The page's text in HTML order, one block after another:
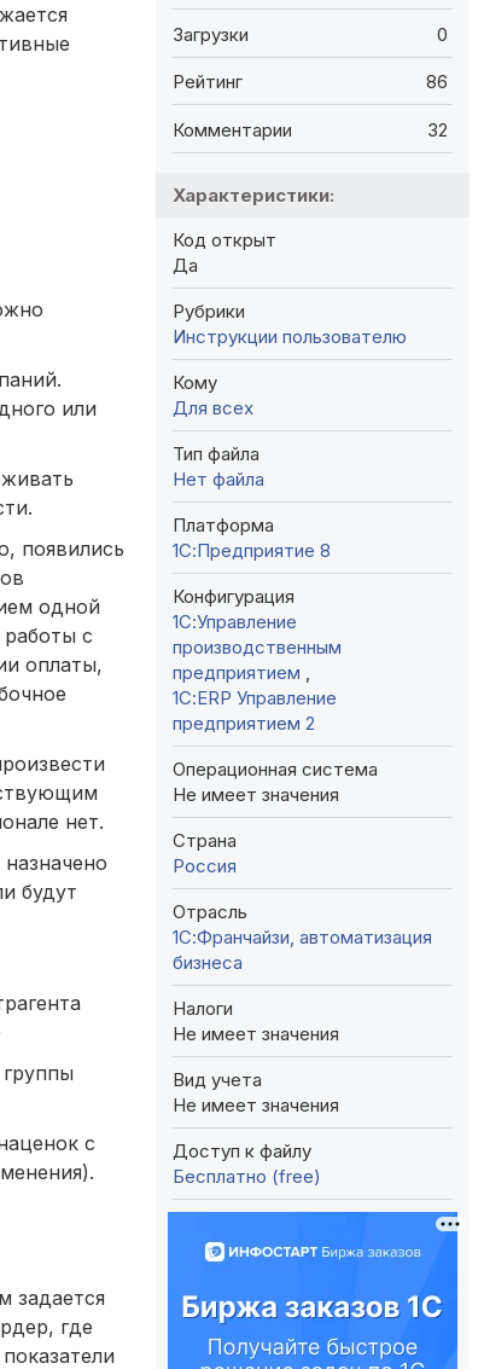
или
появились
одной
с
оплаты,
нет.
будут
с
задается
где
Загрузки 0
Рейтинг 86
Комментарии 32
Характеристики:
Код открыт
Да
Рубрики
Инструкции пользователю
Кому
Для всех
Тип файла
Нет файла
Платформа
1С:Предприятие 8
Конфигурация
1С:Управление
производственным
предприятием
1С:ERP Управление
предприятием 2
Операционная система
Не имеет значения
Страна
Россия
Отрасль
1С:Франчайзи, автоматизация
бизнеса
Налоги
Не имеет значения
Вид учета
Не имеет значения
Доступ к файлу
Бесплатно (free)